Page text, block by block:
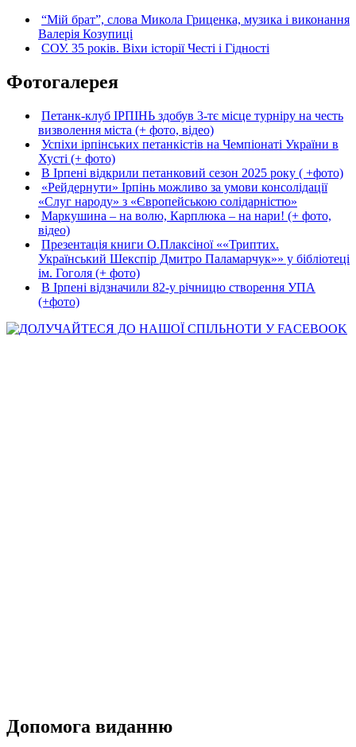
“Мій брат”, слова Микола Гриценка, музика і виконання
Валерія Козупиці
СОУ. 35 років. Віхи історії Честі і Гідності
Фотогалерея
Петанк-клуб ІРПІНЬ здобув 3-тє місце турніру на честь
визволення міста (+ фото, відео)
Успіхи ірпінських петанкістів на Чемпіонаті України в
Хусті (+ фото)
В Ірпені відкрили петанковий сезон 2025 року ( +фото)
«Рейдернути» Ірпінь можливо за умови консолідації
«Слуг народу» з «Європейською солідарністю»
Маркушина – на волю, Карплюка – на нари! (+ фото,
відео)
Презентація книги О.Плаксіної ««Триптих.
Український Шекспір Дмитро Паламарчук»» у бібліотеці
ім. Гоголя (+ фото)
В Ірпені відзначили 82-у річницю створення УПА
(+фото)
Допомога виданню